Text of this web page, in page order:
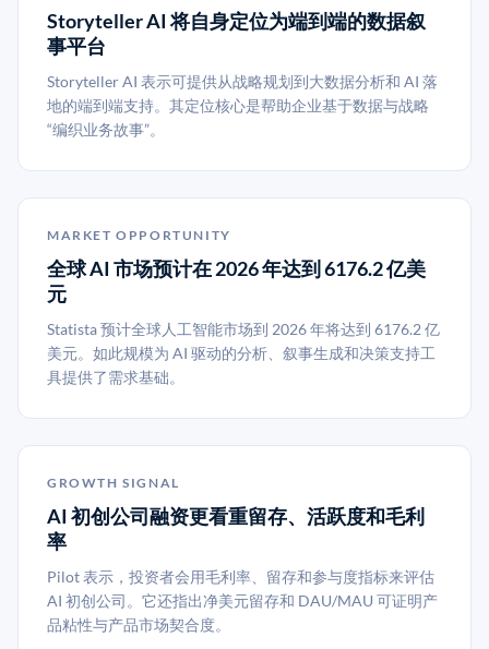
Storyteller AI 将自身定位为端到端的数据叙
事平台
Storyteller AI 表示可提供从战略规划到大数据分析和 AI 落
地的端到端支持。其定位核心是帮助企业基于数据与战略
“编织业务故事”。
MARKET OPPORTUNITY
全球 AI 市场预计在 2026 年达到 6176.2 亿美
元
Statista 预计全球人工智能市场到 2026 年将达到 6176.2 亿
美元。如此规模为 AI 驱动的分析、叙事生成和决策支持工
具提供了需求基础。
GROWTH SIGNAL
AI 初创公司融资更看重留存、活跃度和毛利
率
Pilot 表示，投资者会用毛利率、留存和参与度指标来评估
AI 初创公司。它还指出净美元留存和 DAU/MAU 可证明产
品粘性与产品市场契合度。